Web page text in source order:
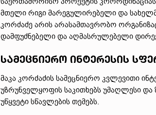
მთელი რიგი მარეგულირებელი და
კორძაძე არის არასამთავრობო
დამფუძნებელი და აღმასრულებელი
სამეცნიერო ინტერესის
მაკა კორძაძის სამეცნიერო კვლევითი
უზრუნველყოფის საკითხებს უმაღლესი
უწყვეტი სწავლების თემებს.